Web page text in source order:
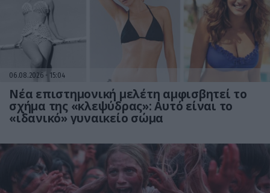
06.08.2026 15:04
Νέα επιστημονική μελέτη αμφισβητεί το
σχήμα της «κλεψύδρας»: Αυτό είναι το
«ιδανικό» γυναικείο σώμα